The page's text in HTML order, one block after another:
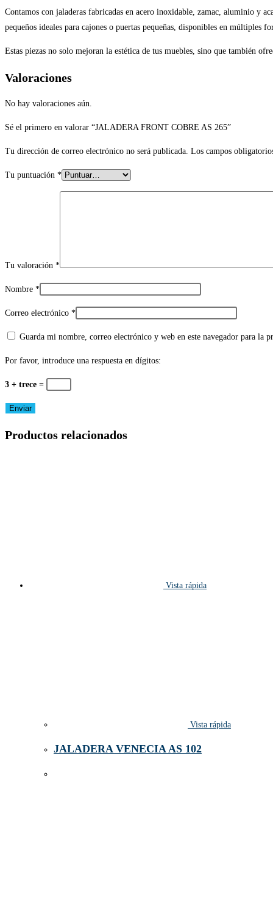
Contamos con jaladeras fabricadas en acero inoxidable, zamac, aluminio y
pequeños ideales para cajones o puertas pequeñas, disponibles en múltiples
Estas piezas no solo mejoran la estética de tus muebles, sino que también
Valoraciones
No hay valoraciones aún.
Sé el primero en valorar “JALADERA FRONT COBRE AS 265”
Tu dirección de correo electrónico no será publicada. Los campos
Tu puntuación *
Tu valoración *
Nombre *
Correo electrónico *
Guarda mi nombre, correo electrónico y web en este navegador para la
Por favor, introduce una respuesta en dígitos:
3 + trece =
Productos relacionados
Vista rápida
Vista rápida
JALADERA VENECIA AS 102